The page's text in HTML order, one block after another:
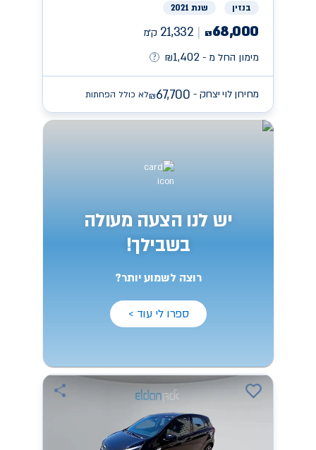
בנזין שנת 2021
₪68,000
21,332 ק״מ
מימון החל מ -
₪1,402
מחירון לוי יצחק - ₪67,700 לא כולל הפחתות
יש לנו הצעה מעולה
בשבילך!
רוצה לשמוע יותר?
ספרו לי עוד >